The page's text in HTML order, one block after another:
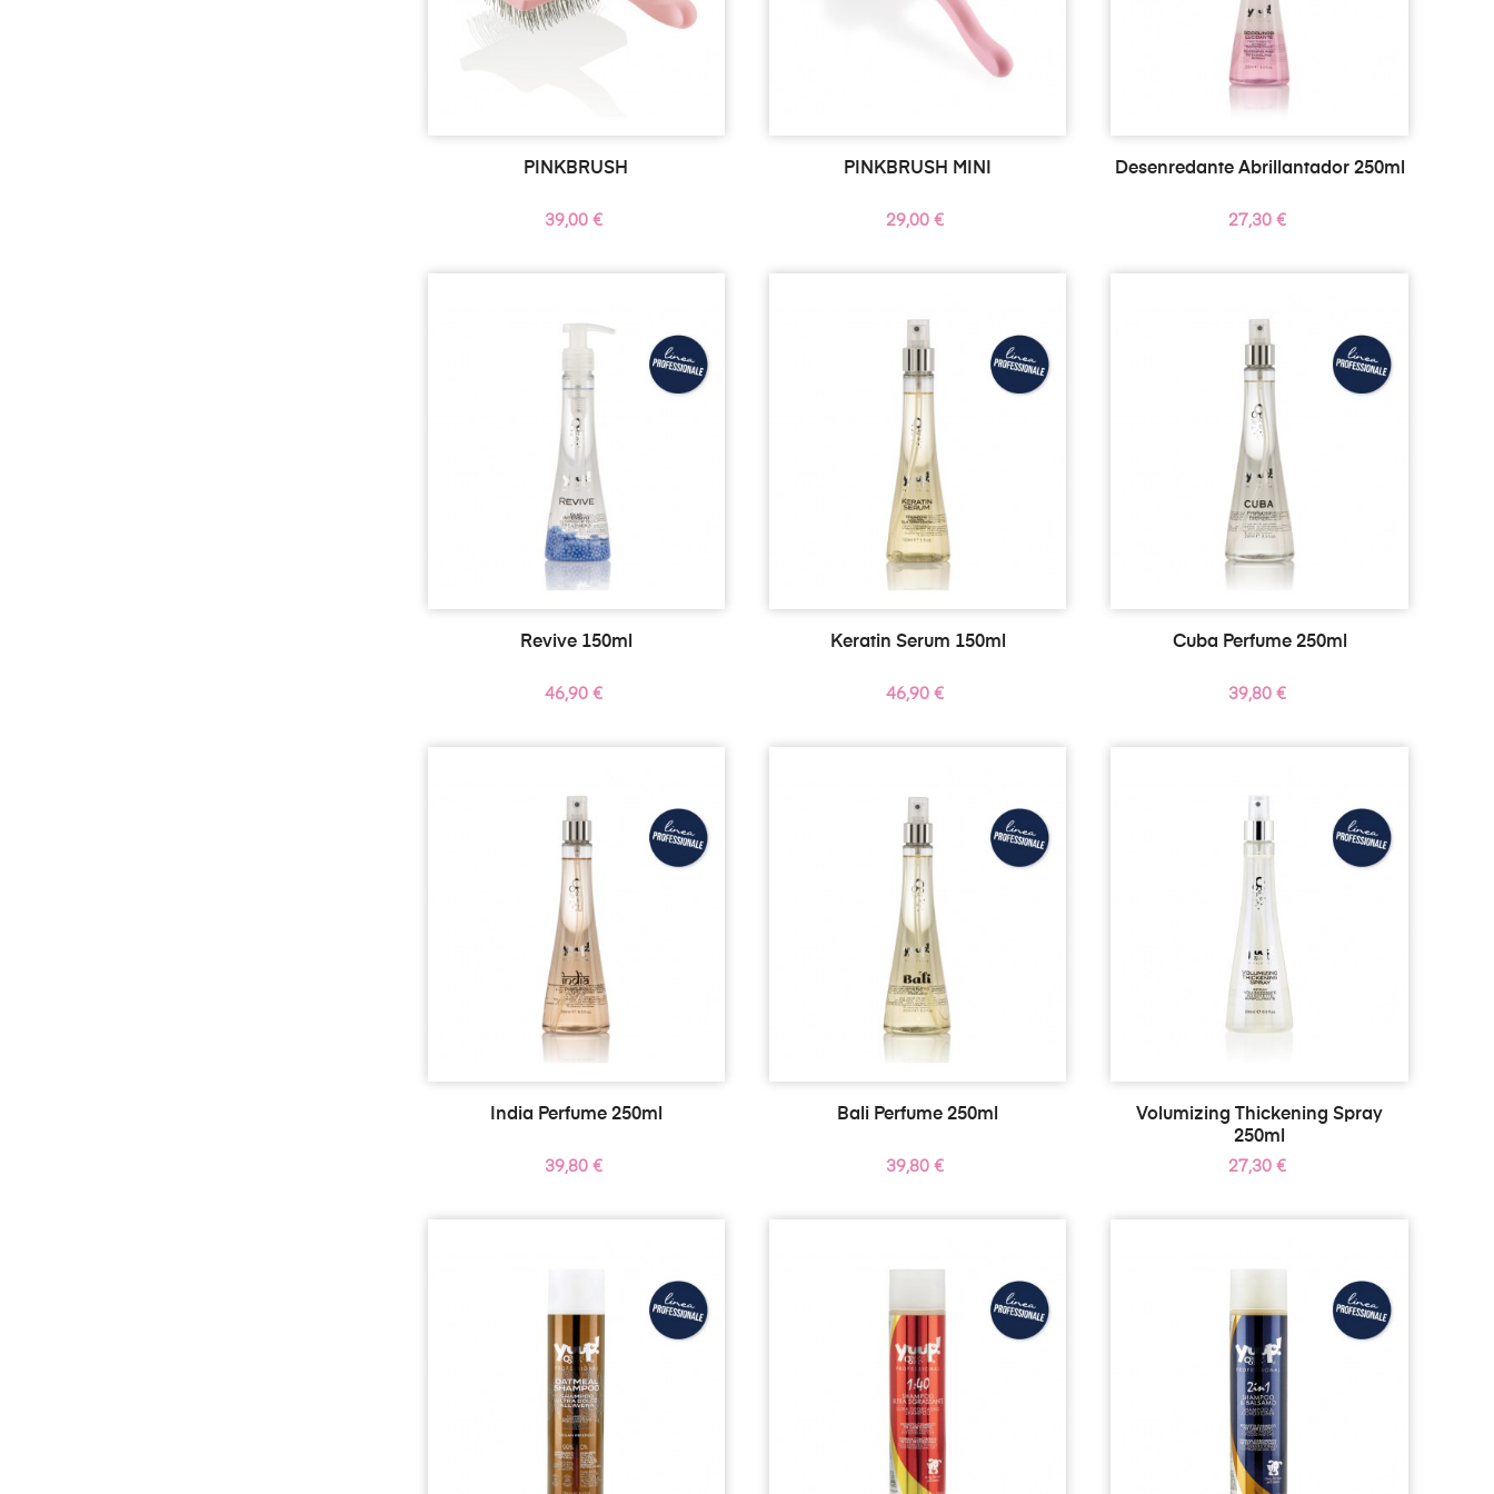
PINKBRUSH
Precio
39,00 €
PINKBRUSH MINI
Precio
29,00 €
Desenredante Abrillantador 250ml
Precio
27,30 €
Revive 150ml
Precio
46,90 €
Keratin Serum 150ml
Precio
46,90 €
Cuba Perfume 250ml
Precio
39,80 €
India Perfume 250ml
Precio
39,80 €
Bali Perfume 250ml
Precio
39,80 €
Volumizing Thickening Spray
250ml
Precio
27,30 €